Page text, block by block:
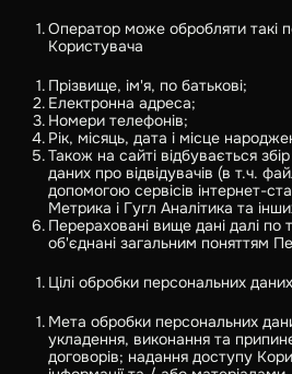
Оператор може обробляти такі
Користувача
Прізвище, ім'я, по батькові;
Електронна адреса;
Номери телефонів;
Рік, місяць, дата і місце
Також на сайті відбувається
даних про відвідувачів (в т.ч.
допомогою сервісів інтернет-
Метрика і Гугл Аналітика та
Перераховані вище дані далі по
об'єднані загальним поняттям
Цілі обробки персональних даних
Мета обробки персональних
укладення, виконання та
договорів; надання доступу